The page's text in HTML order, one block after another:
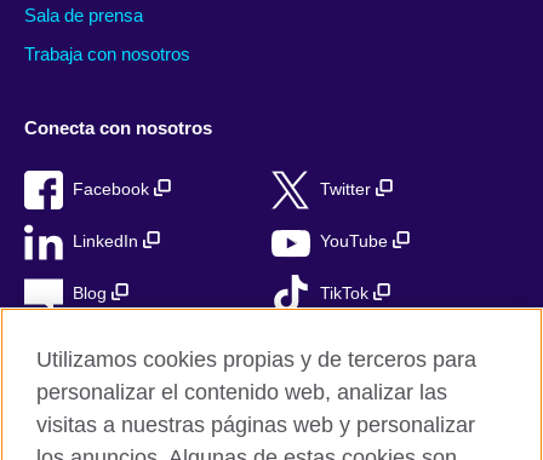
Sala de prensa
Trabaja con nosotros
Conecta con nosotros
Facebook Twitter
LinkedIn YouTube
Blog TikTok
British Council Global
Privacidad
Utilizamos cookies propias y de terceros para
personalizar el contenido web, analizar las
visitas a nuestras páginas web y personalizar